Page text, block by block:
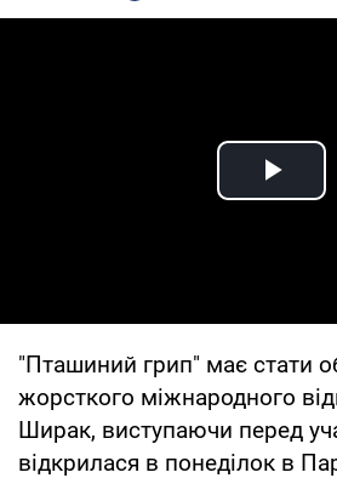
"Пташиний грип" має стати
жорсткого міжнародного
Ширак, виступаючи перед
відкрилася в понеділок в